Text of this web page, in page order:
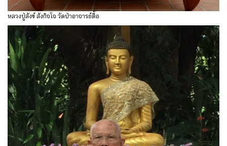
หลวงปู่สังข์ สังกิจโจ วัดป่าอาจารย์ตื้อ